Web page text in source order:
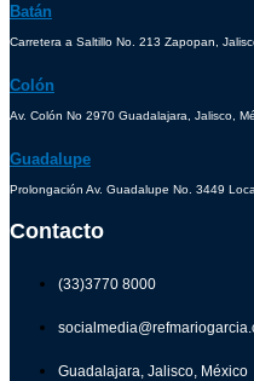
Batán
Carretera a Saltillo No. 213 Zapopan,
Colón
Av. Colón No 2970 Guadalajara, Jalisco,
Guadalupe
Prolongación Av. Guadalupe No. 3449
Contacto
(33)3770 8000
Guadalajara, Jalisco, México